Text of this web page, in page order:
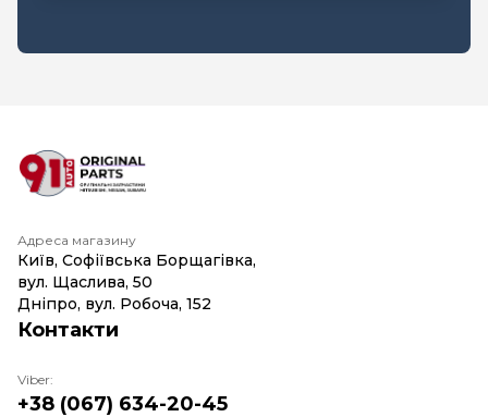
Адреса магазину
Київ, Софіївська Борщагівка,
вул. Щаслива, 50
Дніпро, вул. Робоча, 152
Контакти
Viber:
+38 (067) 634-20-45